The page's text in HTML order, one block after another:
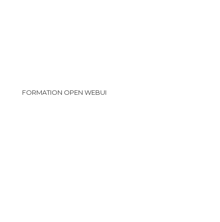
FORMATION OPEN WEBUI